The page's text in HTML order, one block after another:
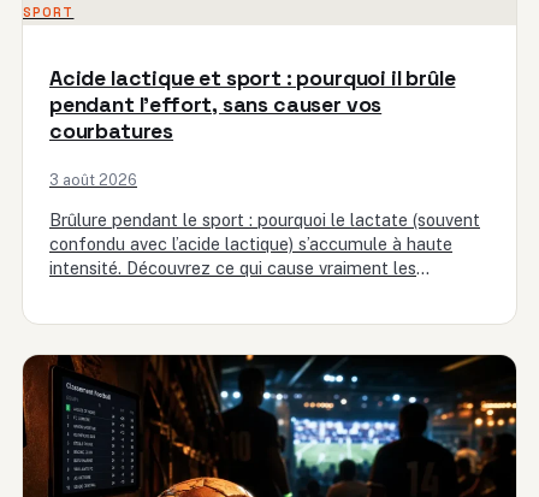
SPORT
Acide lactique et sport : pourquoi il brûle
pendant l’effort, sans causer vos
courbatures
3 août 2026
Brûlure pendant le sport : pourquoi le lactate (souvent
confondu avec l’acide lactique) s’accumule à haute
intensité. Découvrez ce qui cause vraiment les